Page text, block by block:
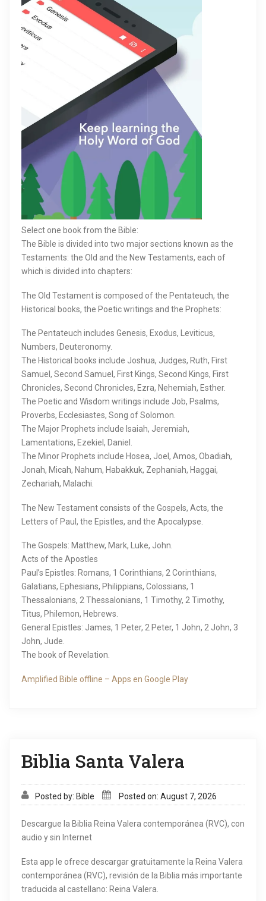
Select one book from the Bible:
The Bible is divided into two major sections known as the
Testaments: the Old and the New Testaments, each of
which is divided into chapters:
The Old Testament is composed of the Pentateuch, the
Historical books, the Poetic writings and the Prophets:
The Pentateuch includes Genesis, Exodus, Leviticus,
Numbers, Deuteronomy.
The Historical books include Joshua, Judges, Ruth, First
Samuel, Second Samuel, First Kings, Second Kings, First
Chronicles, Second Chronicles, Ezra, Nehemiah, Esther.
The Poetic and Wisdom writings include Job, Psalms,
Proverbs, Ecclesiastes, Song of Solomon.
The Major Prophets include Isaiah, Jeremiah,
Lamentations, Ezekiel, Daniel.
The Minor Prophets include Hosea, Joel, Amos, Obadiah,
Jonah, Micah, Nahum, Habakkuk, Zephaniah, Haggai,
Zechariah, Malachi.
The New Testament consists of the Gospels, Acts, the
Letters of Paul, the Epistles, and the Apocalypse.
The Gospels: Matthew, Mark, Luke, John.
Acts of the Apostles
Paul’s Epistles: Romans, 1 Corinthians, 2 Corinthians,
Galatians, Ephesians, Philippians, Colossians, 1
Thessalonians, 2 Thessalonians, 1 Timothy, 2 Timothy,
Titus, Philemon, Hebrews.
General Epistles: James, 1 Peter, 2 Peter, 1 John, 2 John, 3
John, Jude.
The book of Revelation.
Amplified Bible offline – Apps en Google Play
Biblia Santa Valera
Posted by: Bible Posted on: August 7, 2026
Descargue la Biblia Reina Valera contemporánea (RVC), con
audio y sin Internet
Esta app le ofrece descargar gratuitamente la Reina Valera
contemporánea (RVC), revisión de la Biblia más importante
traducida al castellano: Reina Valera.